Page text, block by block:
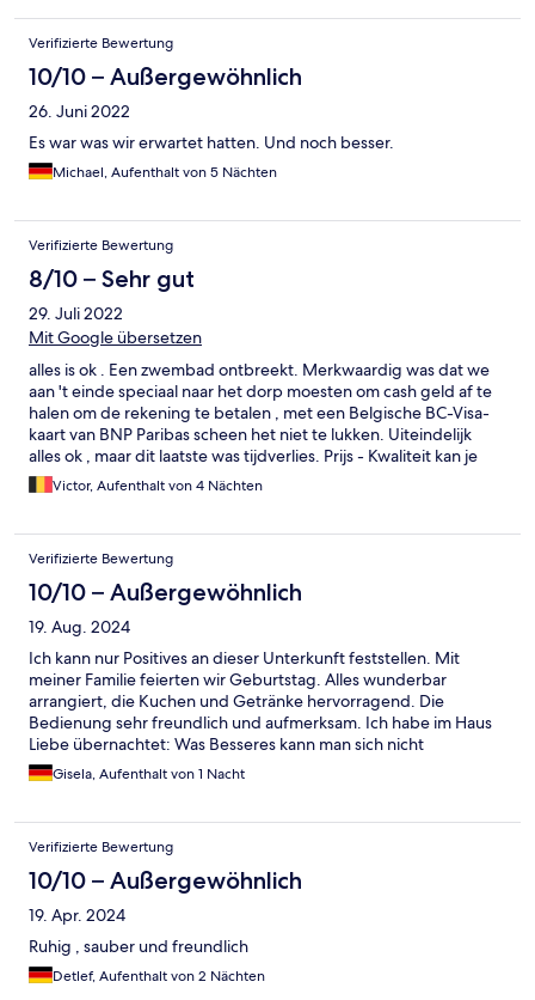
Verifizierte Bewertung
10/10 – Außergewöhnlich
26. Juni 2022
Es war was wir erwartet hatten. Und noch besser.
Michael, Aufenthalt von 5 Nächten
Verifizierte Bewertung
8/10 – Sehr gut
29. Juli 2022
Mit Google übersetzen
alles is ok . Een zwembad ontbreekt. Merkwaardig was dat we
aan 't einde speciaal naar het dorp moesten om cash geld af te
halen om de rekening te betalen , met een Belgische BC-Visa-
kaart van BNP Paribas scheen het niet te lukken. Uiteindelijk
alles ok , maar dit laatste was tijdverlies. Prijs - Kwaliteit kan je
nergens beter zitten. Je moet er uiteraard het karakter van de
zaak bijnamen , maar er is op geen enkele wijze sprake van
toffe zaak in een prachtige omgeving.
Victor, Aufenthalt von 4 Nächten
Verifizierte Bewertung
10/10 – Außergewöhnlich
19. Aug. 2024
Ich kann nur Positives an dieser Unterkunft feststellen. Mit
meiner Familie feierten wir Geburtstag. Alles wunderbar
arrangiert, die Kuchen und Getränke hervorragend. Die
Bedienung sehr freundlich und aufmerksam. Ich habe im Haus
Liebe übernachtet: Was Besseres kann man sich nicht
wünschen. Aufenthalt in diesem Hotel immer wieder gern. Die
Aussicht ist phänomenal.
Gisela, Aufenthalt von 1 Nacht
Verifizierte Bewertung
10/10 – Außergewöhnlich
19. Apr. 2024
Ruhig , sauber und freundlich
Detlef, Aufenthalt von 2 Nächten